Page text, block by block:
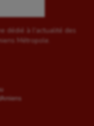
dédié à l'actualité des
Métropole.